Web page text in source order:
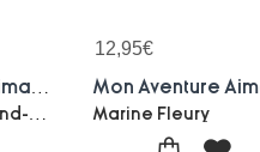
12,95€
Marine Fleury